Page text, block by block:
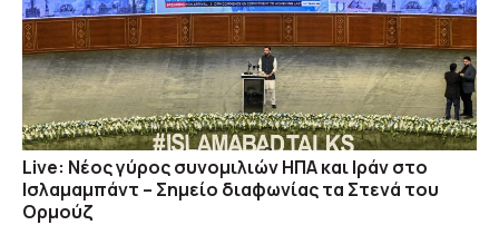
Live: Νέος γύρος συνομιλιών ΗΠΑ και Ιράν στο
Ισλαμαμπάντ – Σημείο διαφωνίας τα Στενά του
Ορμούζ